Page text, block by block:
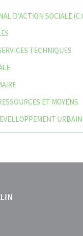
D’ACTION SOCIALE
TECHNIQUES
ET MOYENS
URBAIN